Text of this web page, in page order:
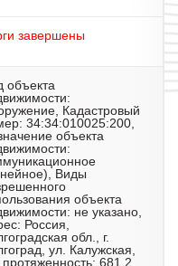
завершены
объекта
Кадастровый
34:34:010025:200,
объекта
Виды
объекта
не указано,
Россия,
обл., г.
ул. Калужская,
протяженность: 681,2